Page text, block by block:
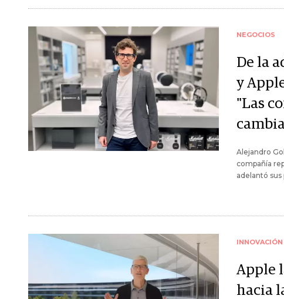
NEGOCIOS
De la
y
"Las
Alejandro
compañía
adelantó sus
INNOVACIÓN
Apple
hacia